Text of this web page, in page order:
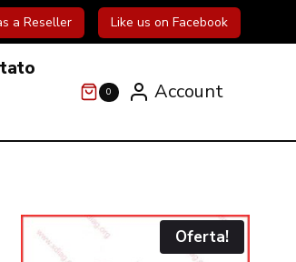
a Reseller Like us on Facebook
0 Account
Oferta!